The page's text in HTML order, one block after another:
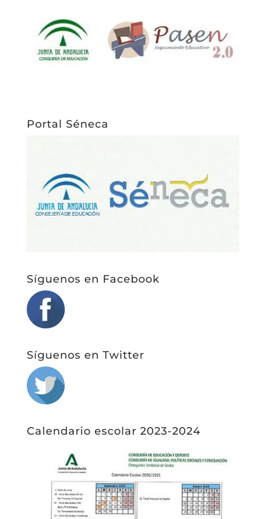
Portal Séneca
Síguenos en Facebook
Síguenos en Twitter
Calendario escolar 2023-2024